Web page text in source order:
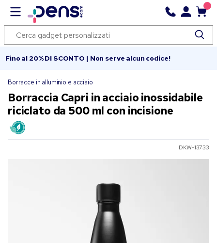
Fino al 20% DI SCONTO | Non serve alcun codice!
Borracce in alluminio e acciaio
Borraccia Capri in acciaio inossidabile
riciclato da 500 ml con incisione
DKW-13733